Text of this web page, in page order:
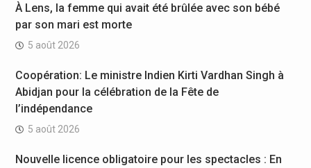
À Lens, la femme qui avait été brûlée avec son bébé
par son mari est morte
5 août 2026
Coopération: Le ministre Indien Kirti Vardhan Singh à
Abidjan pour la célébration de la Fête de
l’indépendance
5 août 2026
Nouvelle licence obligatoire pour les spectacles : En